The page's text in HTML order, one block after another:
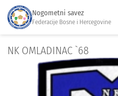
Nogometni savez
Federacije Bosne i Hercegovine
NK OMLADINAC `68